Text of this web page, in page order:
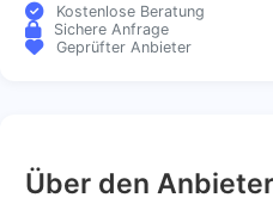
Kostenlose Beratung
Sichere Anfrage
Geprüfter Anbieter
Über den Anbieter